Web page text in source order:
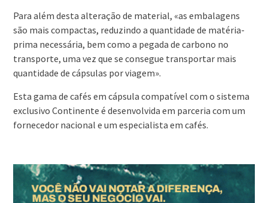
Para além desta alteração de material, «as embalagens
são mais compactas, reduzindo a quantidade de matéria-
prima necessária, bem como a pegada de carbono no
transporte, uma vez que se consegue transportar mais
quantidade de cápsulas por viagem».
Esta gama de cafés em cápsula compatível com o sistema
exclusivo Continente é desenvolvida em parceria com um
fornecedor nacional e um especialista em cafés.